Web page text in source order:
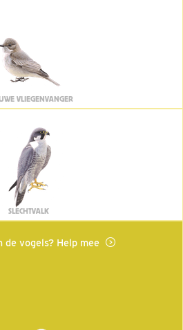
VLIEGENVANGER
SLECHTVALK
de vogels? Help mee